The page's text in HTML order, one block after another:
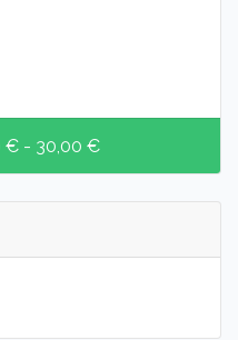
€ - 30,00 €